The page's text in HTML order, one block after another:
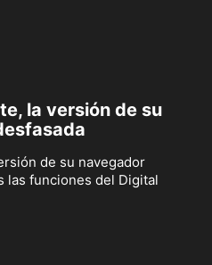
la versión de su
de su navegador
las funciones del Digital